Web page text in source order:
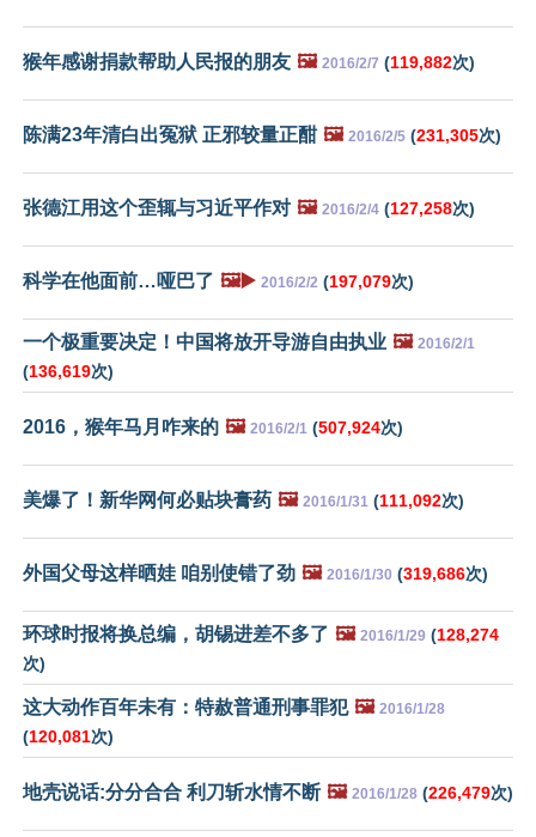
猴年感谢捐款帮助人民报的朋友 🖼️ 2016/2/7 (119,882次)
陈满23年清白出冤狱 正邪较量正酣 🖼️ 2016/2/5 (231,305次)
张德江用这个歪辄与习近平作对 🖼️ 2016/2/4 (127,258次)
科学在他面前…哑巴了 🖼️▶️ 2016/2/2 (197,079次)
一个极重要决定！中国将放开导游自由执业 🖼️ 2016/2/1
(136,619次)
2016，猴年马月咋来的 🖼️ 2016/2/1 (507,924次)
美爆了！新华网何必贴块膏药 🖼️ 2016/1/31 (111,092次)
外国父母这样晒娃 咱别使错了劲 🖼️ 2016/1/30 (319,686次)
环球时报将换总编，胡锡进差不多了 🖼️ 2016/1/29 (128,274
次)
这大动作百年未有：特赦普通刑事罪犯 🖼️ 2016/1/28
(120,081次)
地壳说话:分分合合 利刀斩水情不断 🖼️ 2016/1/28 (226,479次)